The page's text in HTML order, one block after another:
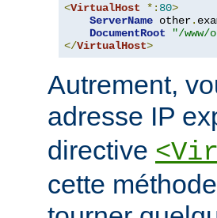
<VirtualHost *: 80>
ServerName other.
DocumentRoot
"/www/
</VirtualHost>
Autrement,
adresse IP
directive
cette